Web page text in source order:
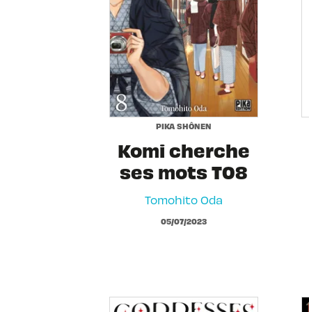
PIKA SHÔNEN
Komi cherche
ses mots T08
Tomohito Oda
05/07/2023